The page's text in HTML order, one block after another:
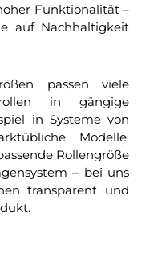
Funktionalität –
auf Nachhaltigkeit
passen viele
in gängige
in Systeme von
Modelle.
Rollengröße
– bei uns
transparent und